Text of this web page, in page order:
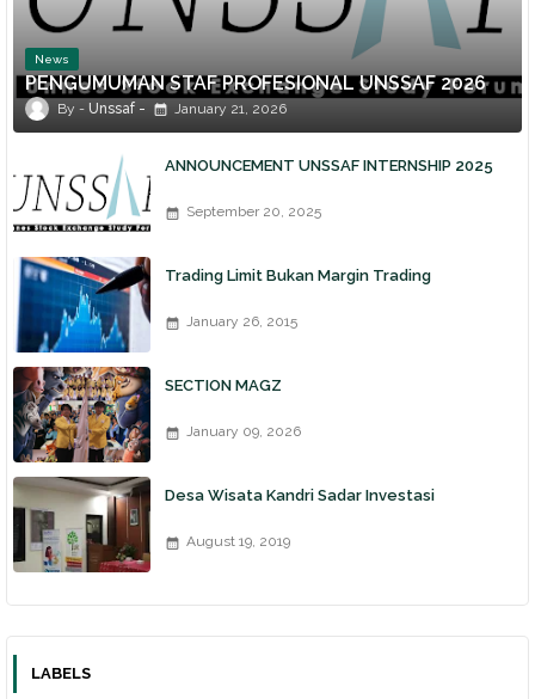
News
PENGUMUMAN STAF PROFESIONAL UNSSAF 2026
Unssaf January 21, 2026
ANNOUNCEMENT UNSSAF INTERNSHIP 2025
September 20, 2025
Trading Limit Bukan Margin Trading
January 26, 2015
SECTION MAGZ
January 09, 2026
Desa Wisata Kandri Sadar Investasi
August 19, 2019
LABELS